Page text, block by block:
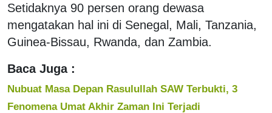
Setidaknya 90 persen orang dewasa
mengatakan hal ini di Senegal, Mali, Tanzania,
Guinea-Bissau, Rwanda, dan Zambia.
Baca Juga :
Nubuat Masa Depan Rasulullah SAW Terbukti, 3
Fenomena Umat Akhir Zaman Ini Terjadi